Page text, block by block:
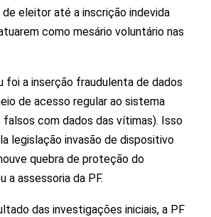
eleitor até a inscrição indevida
como mesário voluntário nas
foi a inserção fraudulenta de dados
de acesso regular ao sistema
com dados das vítimas). Isso
legislação invasão de dispositivo
quebra de proteção do
a assessoria da PF.
das investigações iniciais, a PF